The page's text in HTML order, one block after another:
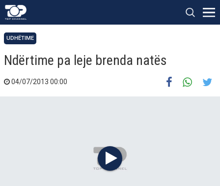
UDHËTIME
Ndërtime pa leje brenda natës
04/07/2013 00:00